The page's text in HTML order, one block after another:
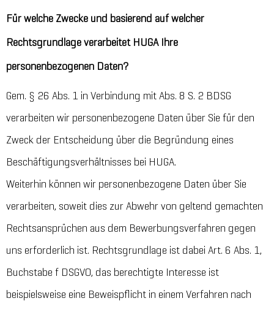
Für welche Zwecke und basierend auf welcher
Rechtsgrundlage verarbeitet HUGA Ihre
personenbezogenen Daten?
Gem. § 26 Abs. 1 in Verbindung mit Abs. 8 S. 2 BDSG
verarbeiten wir personenbezogene Daten über Sie für den
Zweck der Entscheidung über die Begründung eines
Beschäftigungsverhältnisses bei HUGA.
Weiterhin können wir personenbezogene Daten über Sie
verarbeiten, soweit dies zur Abwehr von geltend gemachten
Rechtsansprüchen aus dem Bewerbungsverfahren gegen
uns erforderlich ist. Rechtsgrundlage ist dabei Art. 6 Abs. 1,
Buchstabe f DSGVO, das berechtigte Interesse ist
beispielsweise eine Beweispflicht in einem Verfahren nach